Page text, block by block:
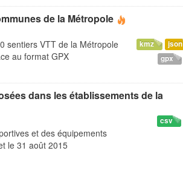
de la Métropole
json
kmz
gpx
sentiers VTT de la Métropole
au format GPX
dans les établissements de la
csv
et des équipements
le 31 août 2015